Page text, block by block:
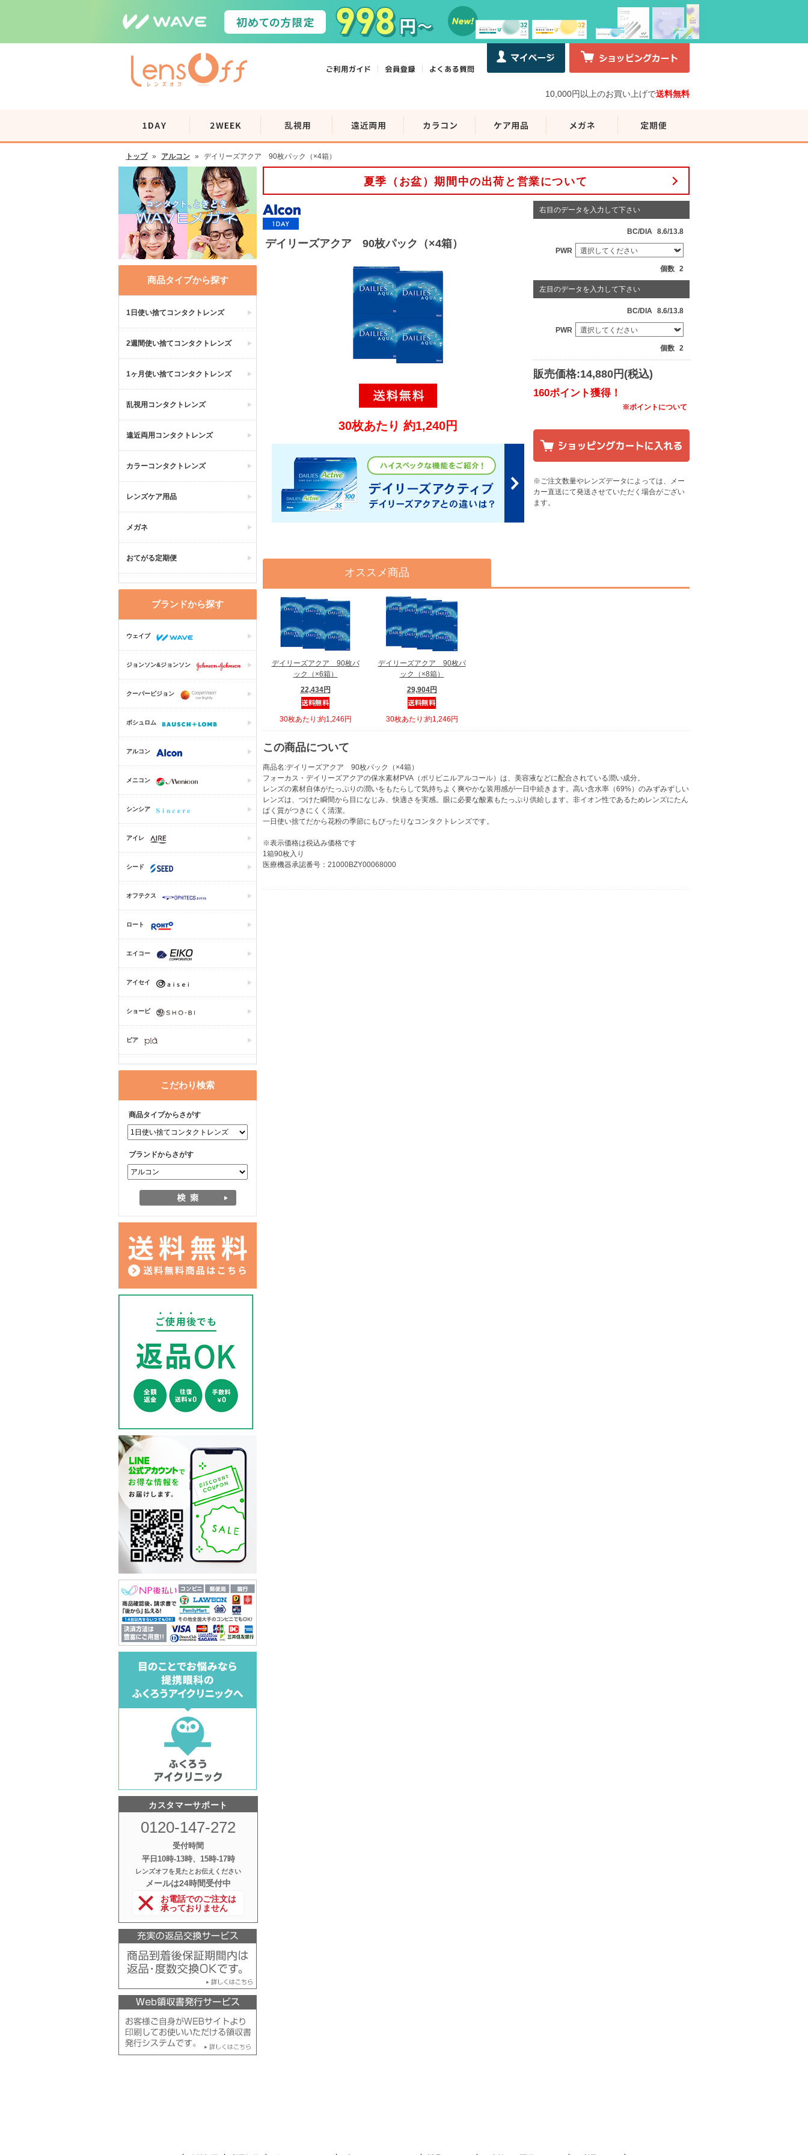
10,000円以上のお買い上げで送料無料
トップ » アルコン » デイリーズアクア 90枚パック（×4箱）
商品タイプから探す
1日使い捨てコンタクトレンズ
2週間使い捨てコンタクトレンズ
1ヶ月使い捨てコンタクトレンズ
乱視用コンタクトレンズ
遠近両用コンタクトレンズ
カラーコンタクトレンズ
レンズケア用品
メガネ
おてがる定期便
ブランドから探す
ウェイブ
ジョンソン&ジョンソン
クーパービジョン
ボシュロム
アルコン
メニコン
シンシア
アイレ
シード
オフテクス
ロート
エイコー
アイセイ
ショービ
ピア
こだわり検索
商品タイプからさがす
ブランドからさがす
カスタマーサポート
0120-147-272
受付時間
平日10時‐13時、15時‐17時
レンズオフを見たとお伝えください
メールは24時間受付中
お電話でのご注文は
承っておりません
夏季（お盆）期間中の出荷と営業について
デイリーズアクア 90枚パック（×4箱）
30枚あたり 約1,240円
右目のデータを入力して下さい
BC/DIA 8.6/13.8
PWR
個数 2
左目のデータを入力して下さい
BC/DIA 8.6/13.8
PWR
個数 2
販売価格:14,880円(税込)
160ポイント獲得！
※ポイントについて
※ご注文数量やレンズデータによっては、メー
カー直送にて発送させていただく場合がござい
ます。
オススメ商品
デイリーズアクア 90枚パ
ック（×6箱）
22,434円
30枚あたり:約1,246円
デイリーズアクア 90枚パ
ック（×8箱）
29,904円
30枚あたり:約1,246円
この商品について
商品名:デイリーズアクア 90枚パック（×4箱）
フォーカス・デイリーズアクアの保水素材PVA（ポリビニルアルコール）は、美容液などに配合されている潤い成分。
レンズの素材自体がたっぷりの潤いをもたらして気持ちよく爽やかな装用感が一日中続きます。高い含水率（69%）のみずみずしい
レンズは、つけた瞬間から目になじみ、快適さを実感。眼に必要な酸素もたっぷり供給します。非イオン性であるためレンズにたん
ぱく質がつきにくく清潔。
一日使い捨てだから花粉の季節にもぴったりなコンタクトレンズです。
※表示価格は税込み価格です
1箱90枚入り
医療機器承認番号：21000BZY00068000